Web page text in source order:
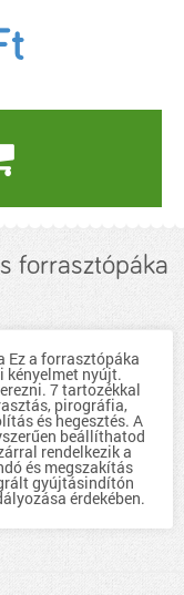
forrasztópáka
a forrasztópáka
kényelmet nyújt.
7 tartozékkal
pirográfia,
és hegesztés. A
beállíthatod
rendelkezik a
és megszakítás
gyújtásindítón
érdekében.